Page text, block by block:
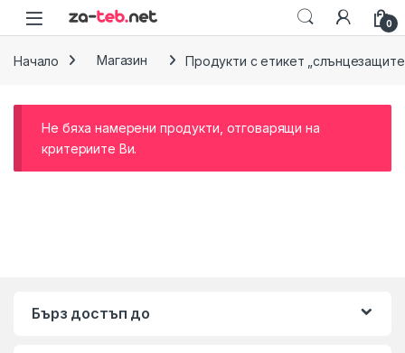
Skip to navigation
Skip to content
0
Начало Магазин Продукти с етикет
Не бяха намерени продукти, отговарящи на
критериите Ви.
Бърз достъп до